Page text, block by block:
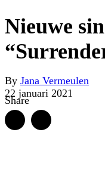
Nieuwe
By Jana Vermeulen
22 januari 2021
Share